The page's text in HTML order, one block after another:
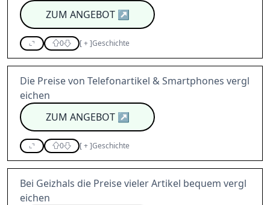
ZUM ANGEBOT↗
0 [+]Geschichte
Die Preise von Telefonartikel & Smartphones vergl
eichen
ZUM ANGEBOT↗
0 [+]Geschichte
Bei Geizhals die Preise vieler Artikel bequem vergl
eichen